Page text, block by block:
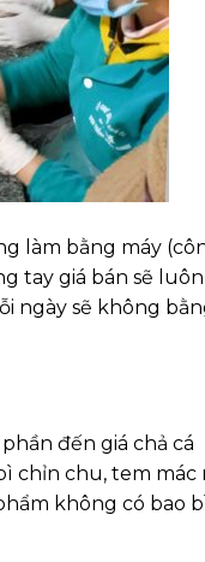
làm bằng máy
tay giá bán sẽ luôn
ngày sẽ không
đến giá chả cá
chỉn chu, tem mác
không có bao